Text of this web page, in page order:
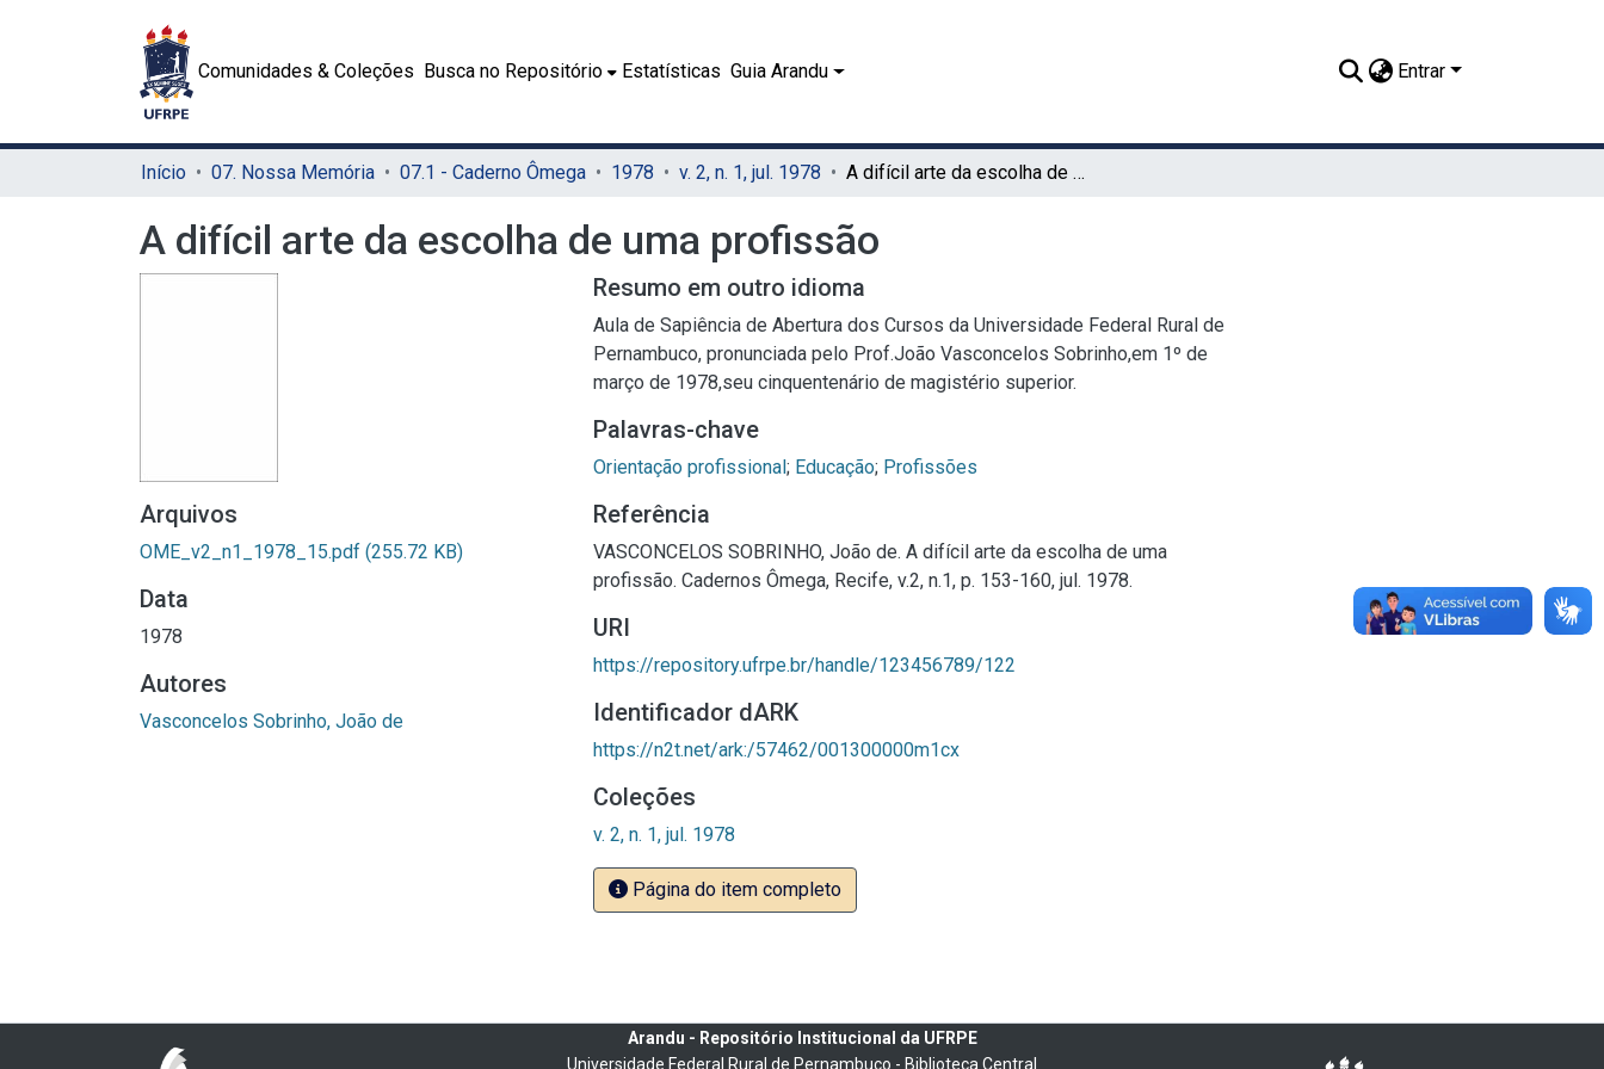
Comunidades & Coleções Busca no Repositório Estatísticas Guia Arandu Entrar
Início 07. Nossa Memória 07.1 - Caderno Ômega 1978 v. 2, n. 1, jul. 1978 A difícil arte da escolha de uma profissão
A difícil arte da escolha de uma profissão
Arquivos
OME_v2_n1_1978_15.pdf (255.72 KB)
Data
1978
Autores
Vasconcelos Sobrinho, João de
Resumo em outro idioma
Aula de Sapiência de Abertura dos Cursos da Universidade Federal Rural de
Pernambuco, pronunciada pelo Prof.João Vasconcelos Sobrinho,em 1º de
março de 1978,seu cinquentenário de magistério superior.
Palavras-chave
Orientação profissional; Educação; Profissões
Referência
VASCONCELOS SOBRINHO, João de. A difícil arte da escolha de uma
profissão. Cadernos Ômega, Recife, v.2, n.1, p. 153-160, jul. 1978.
URI
https://repository.ufrpe.br/handle/123456789/122
Identificador dARK
https://n2t.net/ark:/57462/001300000m1cx
Coleções
v. 2, n. 1, jul. 1978
Página do item completo
Arandu - Repositório Institucional da UFRPE
Universidade Federal Rural de Pernambuco - Biblioteca Central